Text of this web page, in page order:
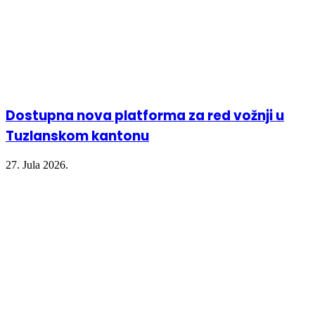
Dostupna nova platforma za red vožnji u
Tuzlanskom kantonu
27. Jula 2026.